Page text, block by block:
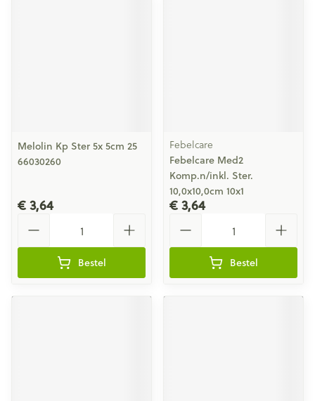
Melolin Kp Ster 5x 5cm 25
66030260
€ 3,64
Bestel
Febelcare
Febelcare Med2
Komp.n/inkl. Ster.
10,0x10,0cm 10x1
€ 3,64
Bestel